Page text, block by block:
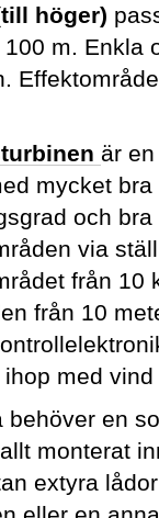
höger)
m. Enkla
är
mycket bra
och bra
via
från 10
från 10
med
behöver en
monterat
extyra